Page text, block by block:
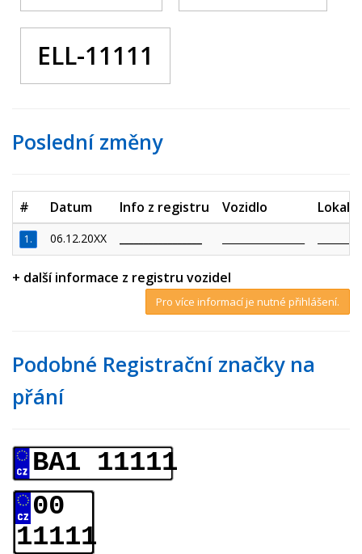
ELL-11111
Poslední změny
# Datum Info z registru Vozidlo
1. 06.12.20XX
+ další informace z registru vozidel
Pro více informací je nutné přihlášení.
Podobné Registrační značky na
přání
BA1 11111
00
11111